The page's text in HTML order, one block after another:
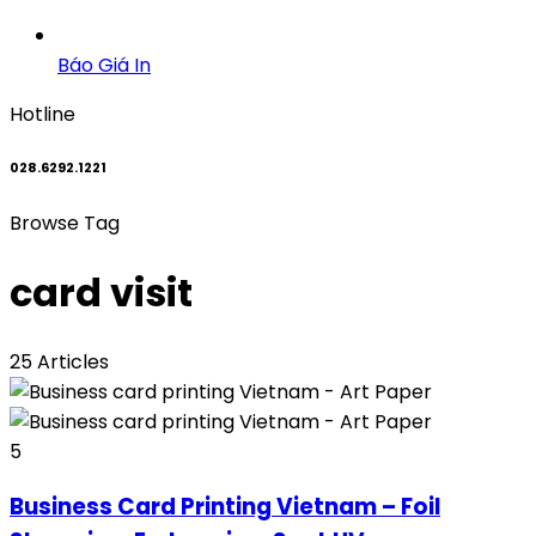
Báo Giá In
Hotline
028.6292.1221
Browse Tag
card visit
25 Articles
5
Business Card Printing Vietnam – Foil